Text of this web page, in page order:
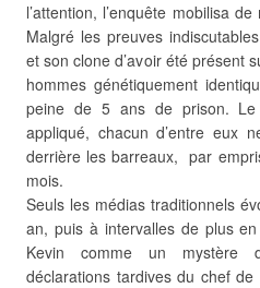
l’attention, l’enquête mobilisa
Malgré les preuves
et son clone d’avoir été présent
hommes génétiquement
peine de 5 ans de prison.
appliqué, chacun d’entre eux
derrière les barreaux, par
mois.
Seuls les médias traditionnels
an, puis à intervalles de plus
Kevin comme un mystère
déclarations tardives du chef